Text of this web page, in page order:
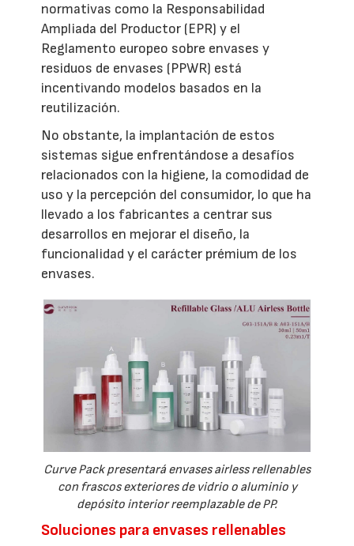
normativas como la Responsabilidad
Ampliada del Productor (EPR) y el
Reglamento europeo sobre envases y
residuos de envases (PPWR) está
incentivando modelos basados en la
reutilización.
No obstante, la implantación de estos
sistemas sigue enfrentándose a desafíos
relacionados con la higiene, la comodidad de
uso y la percepción del consumidor, lo que ha
llevado a los fabricantes a centrar sus
desarrollos en mejorar el diseño, la
funcionalidad y el carácter prémium de los
envases.
Curve Pack presentará envases airless rellenables
con frascos exteriores de vidrio o aluminio y
depósito interior reemplazable de PP.
Soluciones para envases rellenables